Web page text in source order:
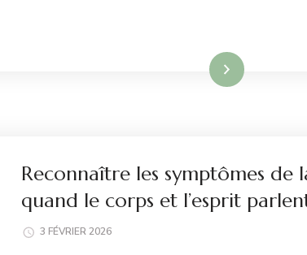
Lire la suite
Reconnaître les symptômes de
quand le corps et l’esprit
3 FÉVRIER 2026